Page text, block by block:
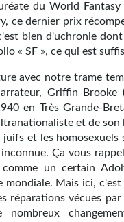
du World
ce dernier prix
bien d'uchronie
« SF », ce qui est
avec notre trame
Griffin
en Très Grande-
et de
juifs et les
Ça vous
un certain
mondiale. Mais ici,
réparations vécues
nombreux